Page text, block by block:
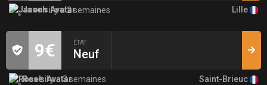
Jasonil y a 2 semaines Lille
9€ ÉTAT
Neuf
Roseil y a 3 semaines Saint-Brieuc